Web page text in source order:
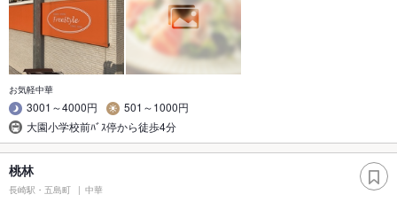
お気軽中華
3001～4000円
501～1000円
大園小学校前ﾊﾞｽ停から徒歩4分
桃林
長崎駅・五島町 中華